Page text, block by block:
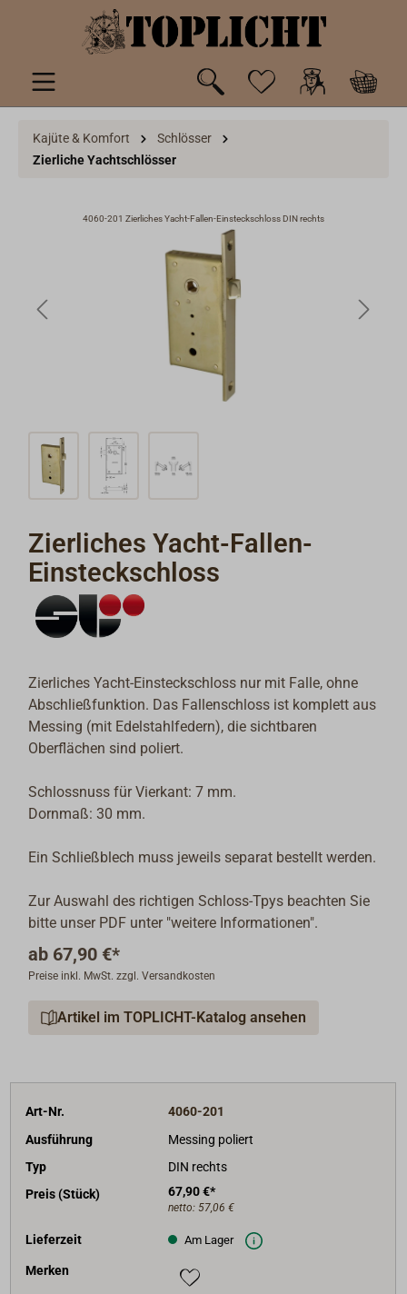
springen
Kajüte & Komfort
Schlösser
Zierliche Yachtschlösser
4060-201 Zierliches Yacht-Fallen-Einsteckschloss DIN rechts
Zierliches Yacht-Fallen-
Einsteckschloss
Zierliches Yacht-Einsteckschloss nur mit Falle, ohne
Abschließfunktion. Das Fallenschloss ist komplett aus
Messing (mit Edelstahlfedern), die sichtbaren
Oberflächen sind poliert.
Schlossnuss für Vierkant: 7 mm.
Dornmaß: 30 mm.
Ein Schließblech muss jeweils separat bestellt werden.
Zur Auswahl des richtigen Schloss-Tpys beachten Sie
bitte unser PDF unter "weitere Informationen".
ab 67,90 €*
Preise inkl. MwSt. zzgl. Versandkosten
Artikel im TOPLICHT-Katalog ansehen
Art-Nr.
4060-201
Ausführung
Messing poliert
Typ
DIN rechts
Preis (Stück)
67,90 €*
netto: 57,06 €
Lieferzeit Am Lager
Merken